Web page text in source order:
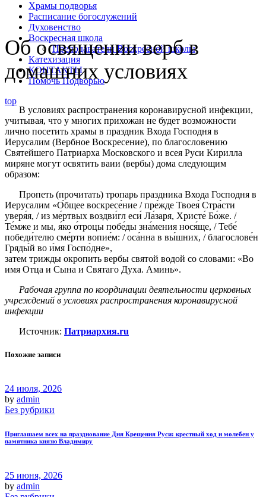
Храмы подворья
Расписание богослужений
Духовенство
Воскресная школа
Преподаватели Воскресной школы
Катехизация
КОНТАКТЫ
Помочь Подворью
top
Об освящении верб в
домашних условиях
В условиях распространения коронавирусной инфекции,
учитывая, что у многих прихожан не будет возможности
лично посетить храмы в праздник Входа Господня в
Иерусалим (Вербное Воскресение), по благословению
Святейшего Патриарха Московского и всея Руси Кирилла
миряне могут освятить ваии (вербы) дома следующим
образом:
Пропеть (прочитать) тропарь праздника Входа Господня в
Иерусалим «О́бщее воскресе́ние / пре́жде Твоея́ Стра́сти
уверя́я, / из ме́ртвых воздви́гл еси́ Ла́заря, Христе́ Бо́же. /
Те́мже и мы, я́ко о́троцы побе́ды зна́мения нося́ще, / Тебе́
победи́телю сме́рти вопие́м: / оса́нна в вы́шних, / благослове́н
Гряды́й во и́мя Госпо́дне»,
затем трижды окропить вербы святой водой со словами: «Во
имя Отца и Сына и Святаго Духа. Аминь».
Рабочая группа по координации деятельности церковных
учреждений в условиях распространения коронавирусной
инфекции
Источник: Патриархия.ru
Похожие записи
24 июля, 2026
by admin
Без рубрики
Приглашаем всех на празднование Дня Крещения Руси: крестный ход и молебен у
памятника князю Владимиру
25 июня, 2026
by admin